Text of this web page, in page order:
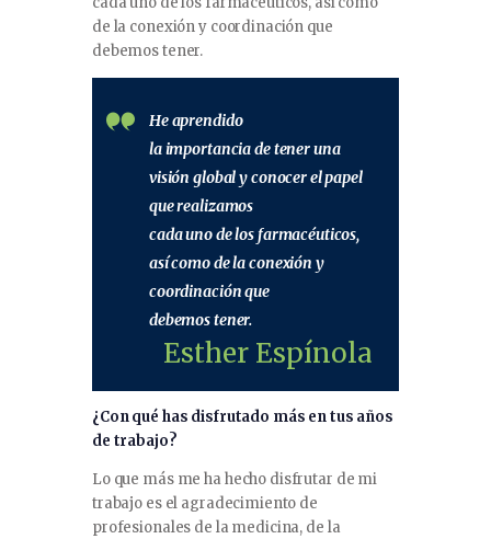
de la conexión y coordinación que
debemos tener.
He aprendido
la importancia de tener una
visión global y conocer el papel
que realizamos
cada uno de los farmacéuticos,
así como de la conexión y
coordinación que
debemos tener.
Esther Espínola
¿Con qué has disfrutado más en tus años
de trabajo?
Lo que más me ha hecho disfrutar de mi
trabajo es el agradecimiento de
profesionales de la medicina, de la